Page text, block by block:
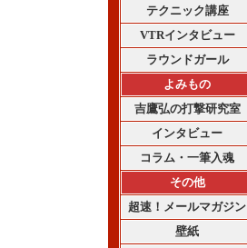
テクニック講座
VTRインタビュー
ラウンドガール
よみもの
吉鷹弘の打撃研究室
インタビュー
コラム・一筆入魂
その他
超速！メールマガジン
壁紙